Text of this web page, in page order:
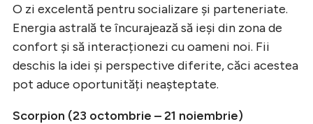
O zi excelentă pentru socializare și parteneriate.
Energia astrală te încurajează să ieși din zona de
confort și să interacționezi cu oameni noi. Fii
deschis la idei și perspective diferite, căci acestea
pot aduce oportunități neașteptate.
Scorpion (23 octombrie – 21 noiembrie)